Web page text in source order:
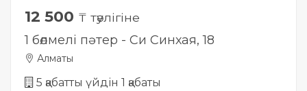
12 500 ₸ тәулігіне
1 бөлмелі пәтер - Си Синхая, 18
Алматы
5 қабатты үйдін 1 қабаты